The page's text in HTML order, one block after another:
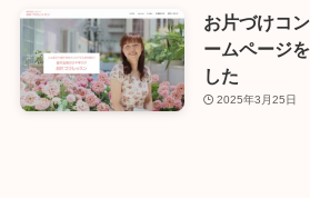
お片づけコ
ームページ
した
2025年3月25日